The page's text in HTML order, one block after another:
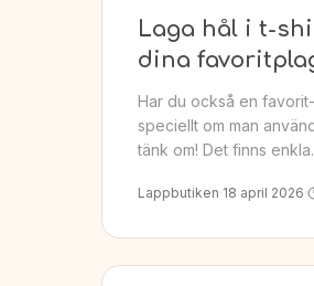
Laga hål i t-
dina
Har du också en
speciellt om man
tänk om! Det finns
Lappbutiken·18 april 2026·